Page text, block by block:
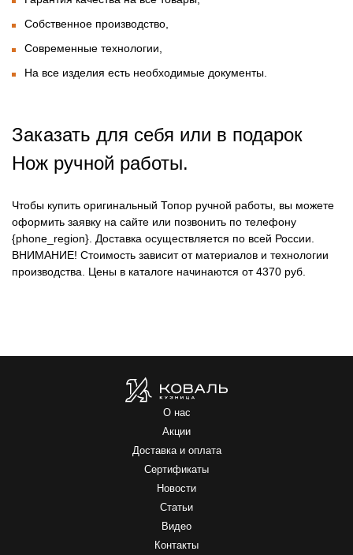
Собственное производство,
Современные технологии,
На все изделия есть необходимые документы.
Заказать для себя или в подарок
Нож ручной работы.
Чтобы купить оригинальный Топор ручной работы, вы можете
оформить заявку на сайте или позвонить по телефону
{phone_region}. Доставка осуществляется по всей России.
ВНИМАНИЕ! Стоимость зависит от материалов и технологии
производства. Цены в каталоге начинаются от 4370 руб.
О нас
Акции
Доставка и оплата
Сертификаты
Новости
Статьи
Видео
Контакты